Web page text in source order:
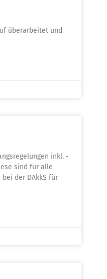
überarbeitet und
inkl. -
sind für alle
der DAkkS für